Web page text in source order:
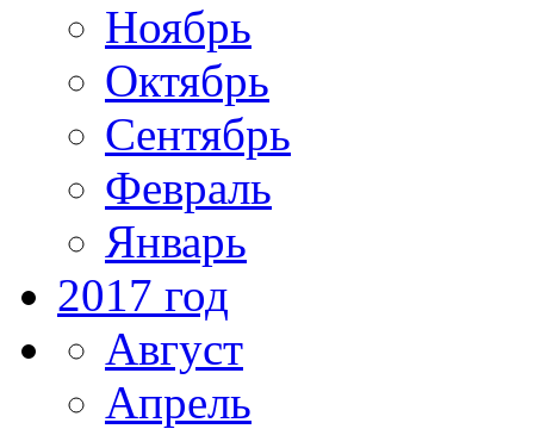
Ноябрь
Октябрь
Сентябрь
Февраль
Январь
2017 год
Август
Апрель